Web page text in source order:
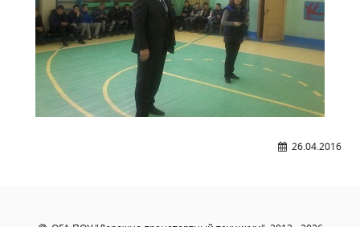
ГТО
Дополнительное образование
Информационная безопасность
Информация для детей-сирот
Памятные даты военной истории
Работа педагога-психолога
26.04.2016